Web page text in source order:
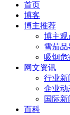
首页
博客
博主推荐
博主观
雪茄品
吸烟危
网文资讯
行业新
企业动
国际新
百科